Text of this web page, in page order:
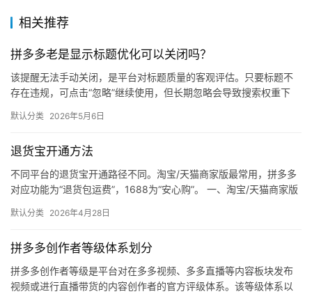
相关推荐
拼多多老是显示标题优化可以关闭吗？
该提醒无法手动关闭，是平台对标题质量的客观评估。只要标题不
存在违规，可点击“忽略”继续使用，但长期忽略会导致搜索权重下
默认分类 2026年5月6日
退货宝开通方法
不同平台的退货宝开通路径不同。淘宝/天猫商家版最常用，拼多多
对应功能为“退货包运费”，1688为“安心购”。 一、淘宝/天猫商家版
默认分类 2026年4月28日
拼多多创作者等级体系划分
拼多多创作者等级是平台对在多多视频、多多直播等内容板块发布
视频或进行直播带货的内容创作者的官方评级体系。该等级体系以